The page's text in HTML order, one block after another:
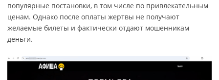
популярные постановки, в том числе по привлекательным
ценам. Однако после оплаты жертвы не получают
желаемые билеты и фактически отдают мошенникам
деньги.